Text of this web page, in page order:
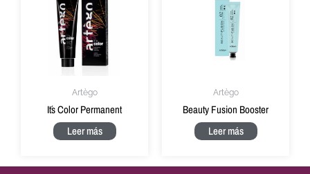
Artègo
It´s Color Permanent
Leer más
Artègo
Beauty Fusion Booster
Leer más